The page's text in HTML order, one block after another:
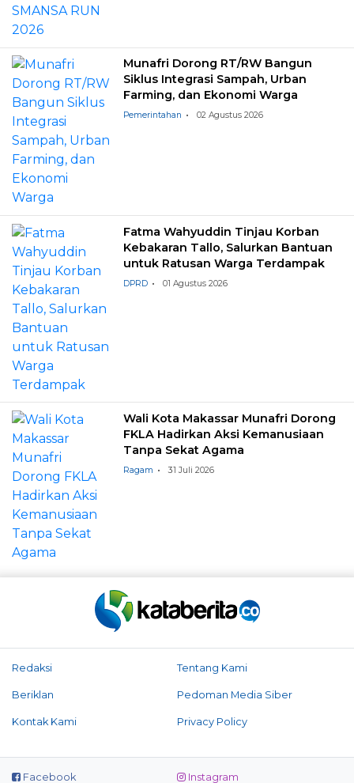
Munafri Dorong RT/RW Bangun
Siklus Integrasi Sampah, Urban
Farming, dan Ekonomi Warga
Pemerintahan 02 Agustus 2026
Fatma Wahyuddin Tinjau Korban
Kebakaran Tallo, Salurkan Bantuan
untuk Ratusan Warga Terdampak
DPRD 01 Agustus 2026
Wali Kota Makassar Munafri Dorong
FKLA Hadirkan Aksi Kemanusiaan
Tanpa Sekat Agama
Ragam 31 Juli 2026
Redaksi Tentang Kami
Beriklan Pedoman Media Siber
Kontak Kami Privacy Policy
Facebook Instagram